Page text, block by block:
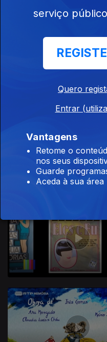
serviço
Quero
Entrar
Vantagens
Retome o
nos seus
Guarde
Aceda à sua área